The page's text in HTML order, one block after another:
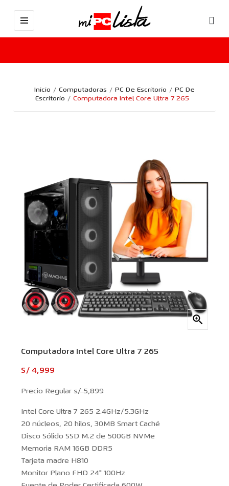
Inicio Computadoras PC De Escritorio
PC De
Escritorio
Computadora Intel Core Ultra 7 265

Computadora Intel Core Ultra 7 265
S/ 4,999
Precio Regulars/ 5,899
Intel Core Ultra 7 265 2.4GHz/5.3GHz
20 núcleos, 20 hilos, 30MB Smart Caché
Disco Sólido SSD M.2 de 500GB NVMe
Memoria RAM 16GB DDR5
Tarjeta madre H810
Monitor Plano FHD 24" 100Hz